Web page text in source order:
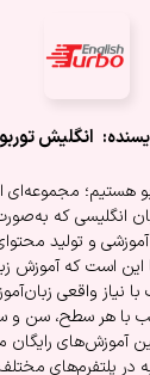
توربو
از تولیدکنندگان
به‌صورت تخصصی روی
کاربردی کار
زبان را ساده‌تر،
ارائه دهیم.
و سلیقه‌ای طراحی
ما با تدریس
مختلف در دسترس